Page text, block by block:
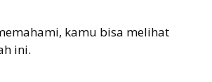
kamu bisa melihat
ini.